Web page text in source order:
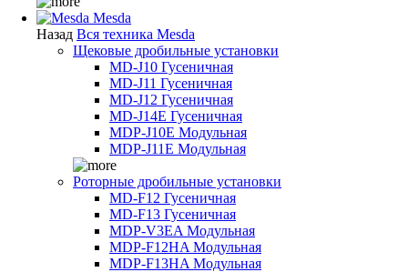
Mesda
Назад Вся техника Mesda
Щековые дробильные установки
MD-J10 Гусеничная
MD-J11 Гусеничная
MD-J12 Гусеничная
MD-J14E Гусеничная
MDP-J10E Модульная
MDP-J11E Модульная
Роторные дробильные установки
MD-F12 Гусеничная
MD-F13 Гусеничная
MDP-V3EA Модульная
MDP-F12HA Модульная
MDP-F13HA Модульная